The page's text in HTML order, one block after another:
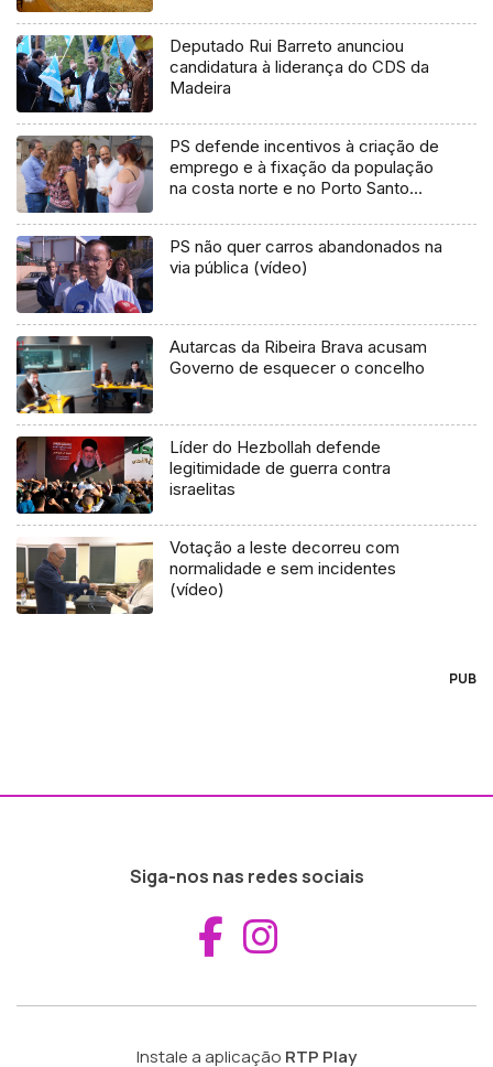
Deputado Rui Barreto anunciou
candidatura à liderança do CDS da
Madeira
PS defende incentivos à criação de
emprego e à fixação da população
na costa norte e no Porto Santo
PS não quer carros abandonados na
via pública (vídeo)
Autarcas da Ribeira Brava acusam
Governo de esquecer o concelho
Líder do Hezbollah defende
legitimidade de guerra contra
israelitas
Votação a leste decorreu com
normalidade e sem incidentes
(vídeo)
PUB
Siga-nos nas redes sociais
Aceder ao
Instale a aplicação RTP Play